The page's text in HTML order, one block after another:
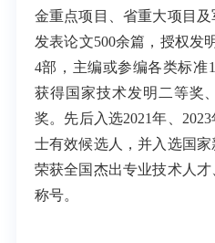
金重点项目、省重大项目及
发表论文500余篇，授权发
4部，主编或参编各类标准
获得国家技术发明二等奖
奖。先后入选2021年、
士有效候选人，并入选国家
荣获全国杰出专业技术人
称号。